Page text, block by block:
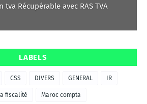
Récupérable avec RAS TVA
LABELS
CSS DIVERS GENERAL IR
fiscalité Maroc compta